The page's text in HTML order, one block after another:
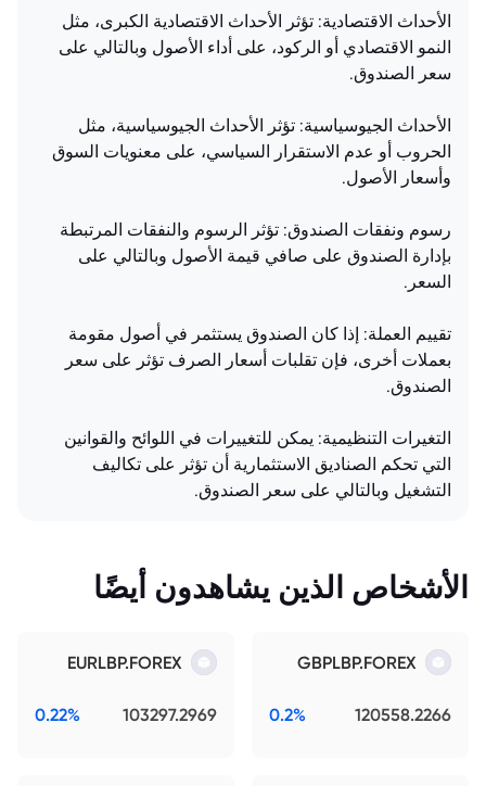
الأحداث الاقتصادية: تؤثر الأحداث الاقتصادية الكبرى، مثل
النمو الاقتصادي أو الركود، على أداء الأصول وبالتالي على
سعر الصندوق.
الأحداث الجيوسياسية: تؤثر الأحداث الجيوسياسية، مثل
الحروب أو عدم الاستقرار السياسي، على معنويات السوق
وأسعار الأصول.
رسوم ونفقات الصندوق: تؤثر الرسوم والنفقات المرتبطة
بإدارة الصندوق على صافي قيمة الأصول وبالتالي على
السعر.
تقييم العملة: إذا كان الصندوق يستثمر في أصول مقومة
بعملات أخرى، فإن تقلبات أسعار الصرف تؤثر على سعر
الصندوق.
التغيرات التنظيمية: يمكن للتغييرات في اللوائح والقوانين
التي تحكم الصناديق الاستثمارية أن تؤثر على تكاليف
التشغيل وبالتالي على سعر الصندوق.
الأشخاص الذين يشاهدون أيضًا
GBPLBP.FOREX
120558.2266
0.2%
EURLBP.FOREX
103297.2969
0.22%